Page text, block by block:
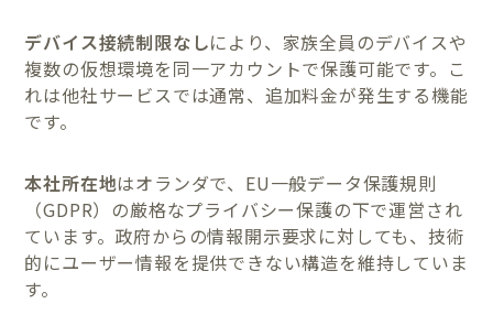
デバイス接続制限なしにより、家族全員のデバイスや
複数の仮想環境を同一アカウントで保護可能です。こ
れは他社サービスでは通常、追加料金が発生する機能
です。
本社所在地はオランダで、EU一般データ保護規則
（GDPR）の厳格なプライバシー保護の下で運営され
ています。政府からの情報開示要求に対しても、技術
的にユーザー情報を提供できない構造を維持していま
す。